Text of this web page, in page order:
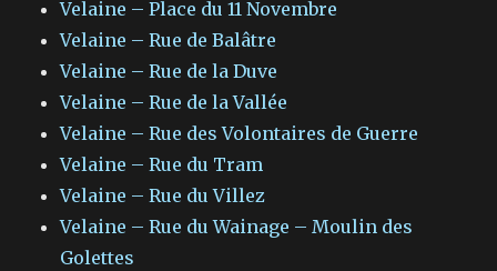
Velaine – Place du 11 Novembre
Velaine – Rue de Balâtre
Velaine – Rue de la Duve
Velaine – Rue de la Vallée
Velaine – Rue des Volontaires de Guerre
Velaine – Rue du Tram
Velaine – Rue du Villez
Velaine – Rue du Wainage – Moulin des
Golettes